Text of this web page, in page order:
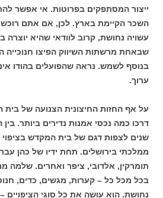
ייצור המסתפקים בפרוטות. אי אפשר
השכר הקיימת בארץ. לכן, אם אתם
עשויה נחושת, קרוב לוודאי שהיא יוצרה
שבאחת מרשתות השיווק הפיצו חנוכייה
בנוסף לשמש. נראה שהפועלים בהודו
ערוך.
על אף החזות החיצונית הצנועה של
דרכו כמה נכסי אמנות נדירים ביותר.
שנים לצפות דגם של בית המקדש בציפוי
ממלכתי בירושלים. תחת ידיו של כהן
תומרקין, אלדובי, ציפר ואחרים. שלמה
בכל מכל כל – קערות, מגשים, כדים,
נחושת. הוא עושה את כל סוגי הציפויים